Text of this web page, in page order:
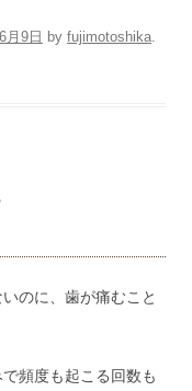
月9日 by fujimotoshika
のに、歯が痛むこと
頻度も起こる回数も